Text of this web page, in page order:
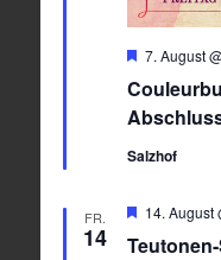
7. August
Salzhof
FR.
14
14. August